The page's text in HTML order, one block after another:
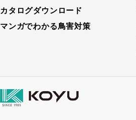
カタログダウンロード
マンガでわかる鳥害対策